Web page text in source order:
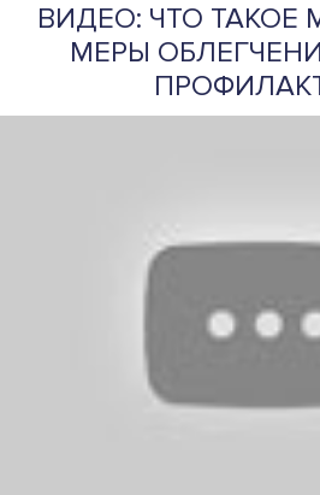
ВИДЕО: ЧТО ТАКОЕ
МЕРЫ